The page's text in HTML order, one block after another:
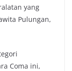
yang
Pulungan,
Coma ini,